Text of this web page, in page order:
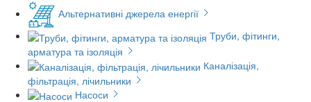
Альтернативні джерела енергії
Труби, фітинги,
арматура та ізоляція
Каналізація,
фільтрація, лічильники
Насоси